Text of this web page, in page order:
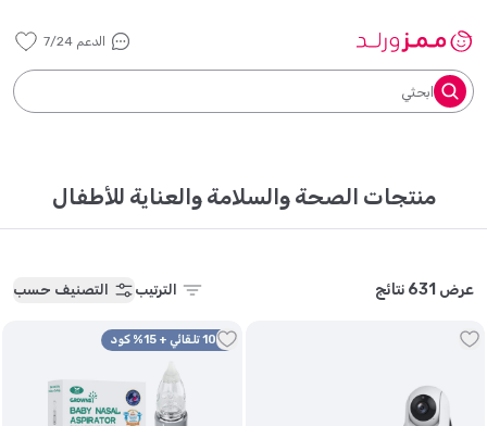
الدعم 7/24
ابحثي
منتجات الصحة والسلامة والعناية للأطفال
عرض 631 نتائج الترتيب التصنيف حسب
10% تلقائي + 15% كود